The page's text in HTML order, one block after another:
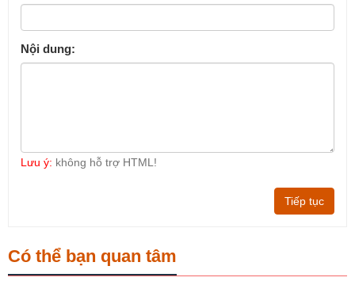
Nội dung:
Lưu ý: không hỗ trợ HTML!
Tiếp tục
Có thể bạn quan tâm